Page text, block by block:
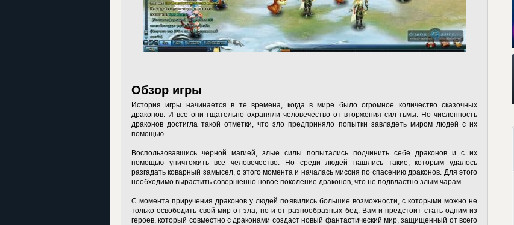
Обзор игры
История игры начинается в те времена, когда в мире было огромное количество сказочных
драконов. И все они тщательно охраняли человечество от вторжения сил тьмы. Но численность
драконов достигла такой отметки, что зло предприняло попытки завладеть миром людей с их
помощью.
Воспользовавшись черной магией, злые силы попытались подчинить себе драконов и с их
помощью уничтожить все человечество. Но среди людей нашлись такие, которым удалось
разгадать коварный замысел, с этого момента и началась миссия по спасению драконов. Для этого
необходимо вырастить совершенно новое поколение драконов, что не подвластно злым чарам.
С момента приручения драконов у людей появились большие возможности, с которыми можно не
только освободить свой мир от зла, но и от разнообразных бед. Вам и предстоит стать одним из
героев, который совместно с драконами создаст новый фантастический мир, защищенный от всего